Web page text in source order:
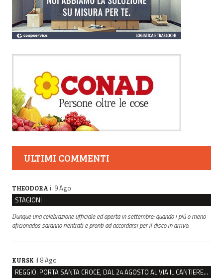
ULTIMI COMMENTI
THEODORA il 9 Ago
STAGIONI
Dunque una celebrazione ufficiale ed aperta in settembre: quando i più o meno
aficionados saranno rientrati e pronti ad accordarsi per il disco in arrivo.
KURSK il 8 Ago
REGGIO. PORTA SANTA CROCE, DAL 24 AGOSTO AL VIA IL CANTIERE PER IL NUOVO COLLETTORE FOGNARIO